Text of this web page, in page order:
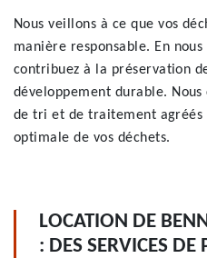
Nous veillons à ce que vos
manière responsable. En
contribuez à la préservation
développement durable.
de tri et de traitement agréés
optimale de vos déchets.
LOCATION DE
: DES SERVICES DE